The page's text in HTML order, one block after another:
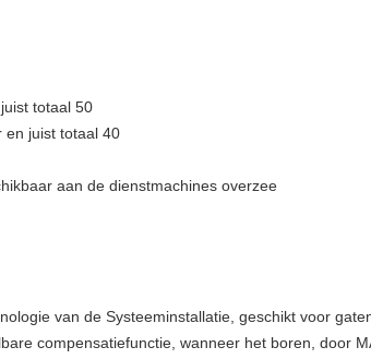
totaal 50
en juist totaal 40
aan de dienstmachines overzee
van de Systeeminstallatie, geschikt voor
compensatiefunctie, wanneer het boren, door